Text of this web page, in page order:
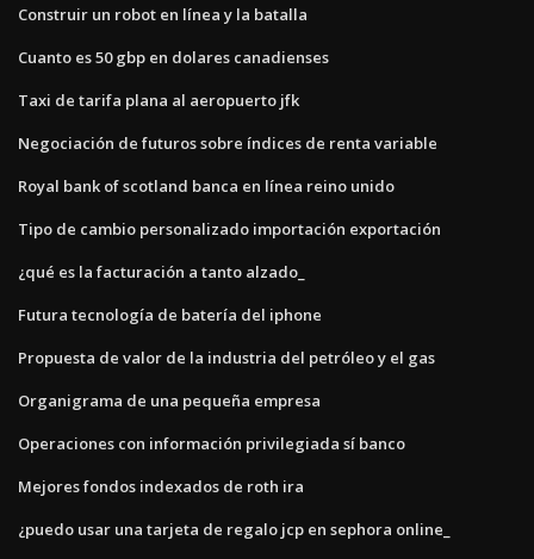
Construir un robot en línea y la batalla
Cuanto es 50 gbp en dolares canadienses
Taxi de tarifa plana al aeropuerto jfk
Negociación de futuros sobre índices de renta variable
Royal bank of scotland banca en línea reino unido
Tipo de cambio personalizado importación exportación
¿qué es la facturación a tanto alzado_
Futura tecnología de batería del iphone
Propuesta de valor de la industria del petróleo y el gas
Organigrama de una pequeña empresa
Operaciones con información privilegiada sí banco
Mejores fondos indexados de roth ira
¿puedo usar una tarjeta de regalo jcp en sephora online_